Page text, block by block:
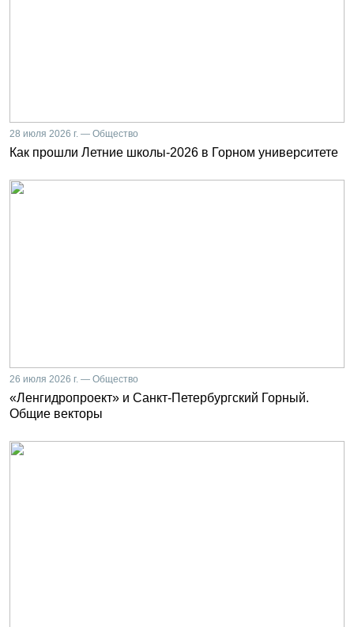
28 июля 2026 г. — Общество
Как прошли Летние школы-2026 в Горном университете
26 июля 2026 г. — Общество
«Ленгидропроект» и Санкт-Петербургский Горный.
Общие векторы